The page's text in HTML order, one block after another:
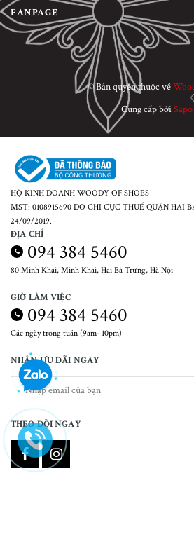
FANPAGE
© Bản quyền thuộc về
Cung cấp bởiSapo
HỘ KINH DOANH WOODY OF SHOES
MST: 0108915690 DO CHI CỤC THUẾ QUẬN HAI
24/09/2019.
ĐỊA CHỈ
094 384 5460
80 Minh Khai, Minh Khai, Hai Bà Trưng, Hà Nội
GIỜ LÀM VIỆC
094 384 5460
Các ngày trong tuần (9am- 10pm)
NHẬN ƯU ĐÃI NGAY
THEO DÕI NGAY